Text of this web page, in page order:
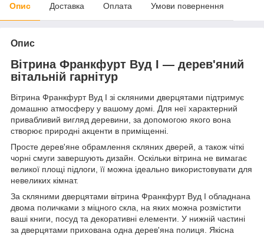
Опис Доставка Оплата Умови повернення
Опис
Вітрина Франкфурт Вуд I — дерев'яний
вітальній гарнітур
Вітрина Франкфурт Вуд I зі скляними дверцятами підтримує
домашню атмосферу у вашому домі. Для неї характерний
привабливий вигляд деревини, за допомогою якого вона
створює природні акценти в приміщенні.
Просте дерев'яне обрамлення скляних дверей, а також чіткі
чорні смуги завершують дизайн. Оскільки вітрина не вимагає
великої площі підлоги, її можна ідеально використовувати для
невеликих кімнат.
За скляними дверцятами вітрина Франкфурт Вуд I обладнана
двома поличками з міцного скла, на яких можна розмістити
ваші книги, посуд та декоративні елементи. У нижній частині
за дверцятами прихована одна дерев'яна полиця. Якісна